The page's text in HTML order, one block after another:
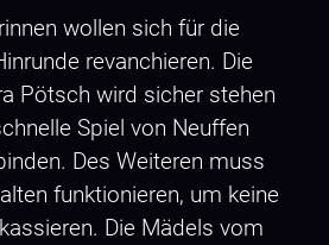
wollen sich für die
revanchieren. Die
Pötsch wird sicher stehen
Spiel von Neuffen
Des Weiteren muss
funktionieren, um keine
Die Mädels vom